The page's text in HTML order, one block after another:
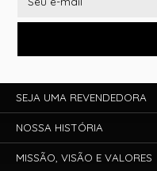
SEJA UMA REVENDEDORA
NOSSA HISTÓRIA
MISSÃO, VISÃO E VALORES